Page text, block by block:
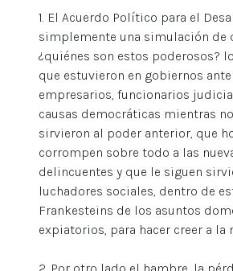
1. El Acuerdo Político para el
simplemente una simulación de
¿quiénes son estos poderosos?
que estuvieron en gobiernos
empresarios, funcionarios
causas democráticas mientras
sirvieron al poder anterior, que
corrompen sobre todo a las
delincuentes y que le siguen
luchadores sociales, dentro de
Frankesteins de los asuntos
expiatorios, para hacer creer a